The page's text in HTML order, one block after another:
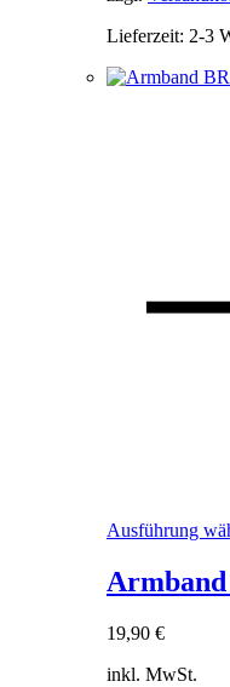
Lieferzeit: 2-3
Ausführung
19,90 €
inkl. MwSt.